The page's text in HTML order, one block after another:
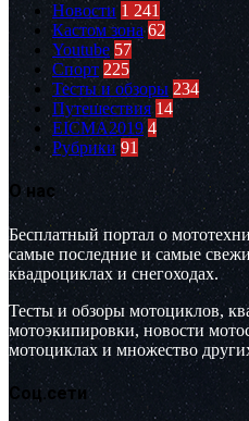
Новости 1 241
Кастом зона 62
Youtube 57
Спорт 225
Тесты и обзоры 234
Путешествия 14
EICMA2019 4
Рубрики 91
О нас
Бесплатный портал о
самые последние и самые
квадроциклах и снегоходах.
Тесты и обзоры мотоциклов,
мотоэкипировки, новости
мотоциклах и множество
Соц.сети